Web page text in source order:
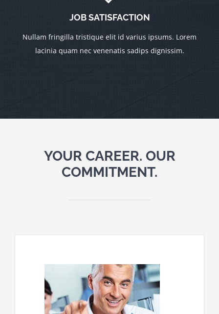
JOB SATISFACTION
Nullam fringilla tristique elit id varius ipsums. Lorem
lacinia quam nec venenatis sadips dignissim.
YOUR CAREER. OUR
COMMITMENT.